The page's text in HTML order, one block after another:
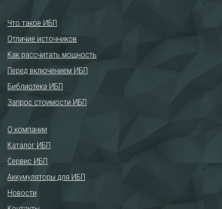
Что такое ИБП
Отличие источников
Как рассчитать мощность
Перед включением ИБП
Библиотека ИБП
Запрос стоимости ИБП
О компании
Каталог ИБП
Сервис ИБП
Аккумуляторы для ИБП
Новости